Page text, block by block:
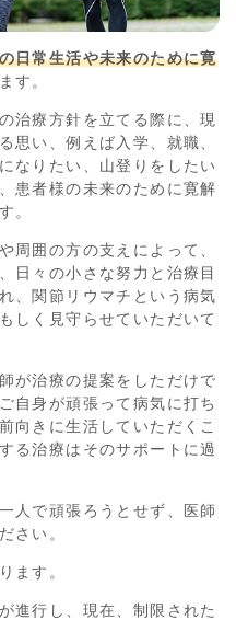
日常生活や未来のために寛
す。
治療方針を立てる際に、現
思い、例えば入学、就職、
なりたい、山登りをしたい
患者様の未来のために寛解
。
周囲の方の支えによって、
日々の小さな努力と治療目
、関節リウマチという病気
しく見守らせていただいて
が治療の提案をしただけで
自身が頑張って病気に打ち
向きに生活していただくこ
る治療はそのサポートに過
人で頑張ろうとせず、医師
さい。
ます。
進行し、現在、制限された